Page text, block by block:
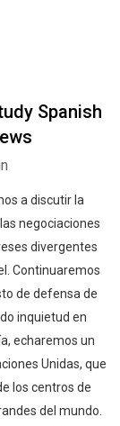
Spanish
a discutir la
negociaciones
divergentes
Continuaremos
de defensa de
inquietud en
echaremos un
Unidas, que
los centros de
del mundo.